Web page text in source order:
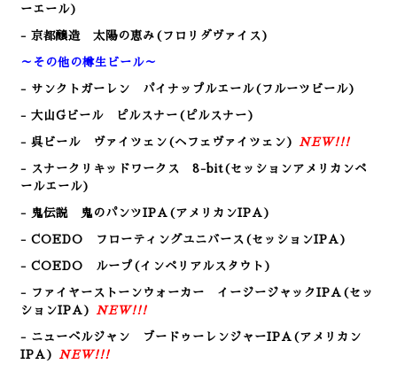
ーエール)
- 京都醸造 太陽の恵み(フロリダヴァイス)
～その他の樽生ビール～
- サンクトガーレン パイナップルエール(フルーツビール)
- 大山Gビール ピルスナー(ピルスナー)
- 呉ビール ヴァイツェン(ヘフェヴァイツェン) NEW!!!
- スナークリキッドワークス 8-bit(セッションアメリカンペ
ールエール)
- 鬼伝説 鬼のパンツIPA(アメリカンIPA)
- COEDO フローティングユニバース(セッションIPA)
- COEDO ループ(インペリアルスタウト)
- ファイヤーストーンウォーカー イージージャックIPA(セッ
ションIPA) NEW!!!
- ニューベルジャン ブードゥーレンジャーIPA(アメリカン
IPA) NEW!!!